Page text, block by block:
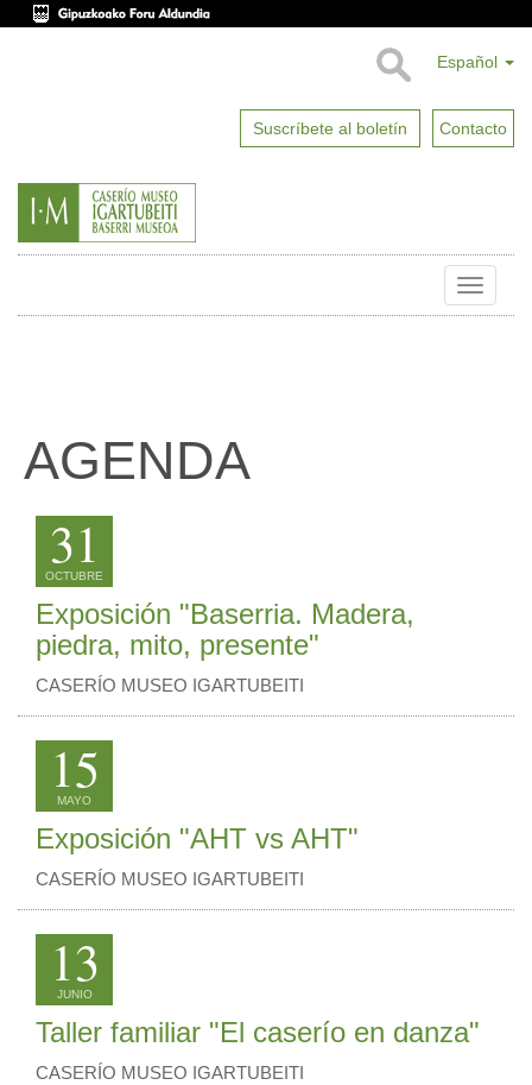
Español
Suscríbete al boletín Contacto
Toggle
AGENDA
31
OCTUBRE
Exposición "Baserria. Madera,
piedra, mito, presente"
CASERÍO MUSEO IGARTUBEITI
15
MAYO
Exposición "AHT vs AHT"
CASERÍO MUSEO IGARTUBEITI
13
JUNIO
Taller familiar "El caserío en danza"
CASERÍO MUSEO IGARTUBEITI